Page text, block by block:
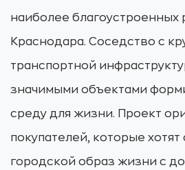
наиболее благоустроенных
Краснодара. Соседство с
транспортной
значимыми объектами
среду для жизни. Проект
покупателей, которые хотят
городской образ жизни с